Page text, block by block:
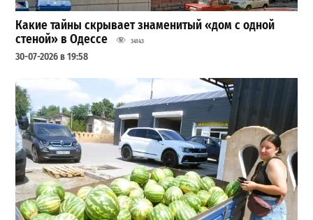
Какие тайны скрывает знаменитый «дом с одной
стеной» в Одессе
34143
30-07-2026 в 19:58